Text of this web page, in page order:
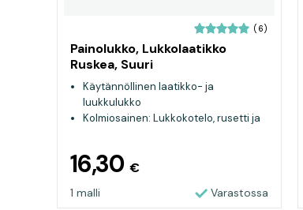
(6)
Painolukko, Lukkolaatikko
Ruskea, Suuri
Käytännöllinen laatikko- ja
luukkulukko
Kolmiosainen: Lukkokotelo, rusetti ja
16,30 €
1 malli Varastossa